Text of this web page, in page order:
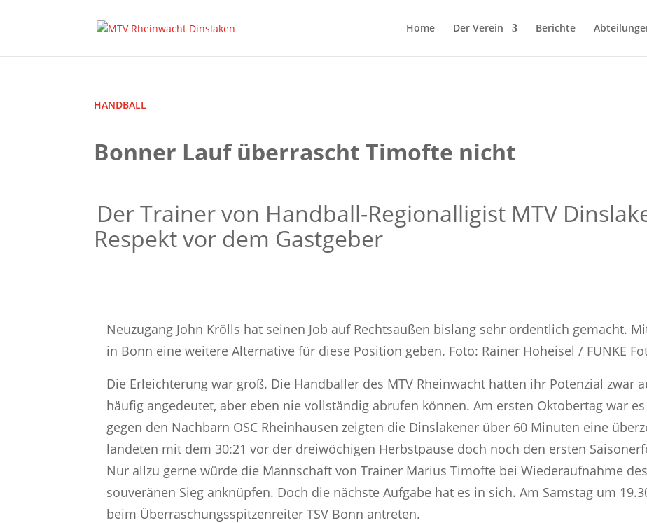
Home Der Verein Berichte
HANDBALL
Bonner Lauf überrascht Timofte nicht
Der Trainer von Handball-Regionalligist MTV
Respekt vor dem Gastgeber
Neuzugang John Krölls hat seinen Job auf Rechtsaußen bislang sehr ordentlich gemacht.
in Bonn eine weitere Alternative für diese Position geben. Foto: Rainer Hoheisel / FUNKE
Die Erleichterung war groß. Die Handballer des MTV Rheinwacht hatten ihr Potenzial zwar
häufig angedeutet, aber eben nie vollständig abrufen können. Am ersten Oktobertag war
gegen den Nachbarn OSC Rheinhausen zeigten die Dinslakener über 60 Minuten eine
landeten mit dem 30:21 vor der dreiwöchigen Herbstpause doch noch den ersten
Nur allzu gerne würde die Mannschaft von Trainer Marius Timofte bei Wiederaufnahme
souveränen Sieg anknüpfen. Doch die nächste Aufgabe hat es in sich. Am Samstag um
beim Überraschungsspitzenreiter TSV Bonn antreten.